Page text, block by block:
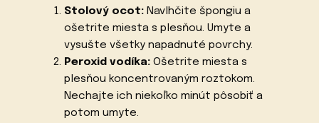
Stolový ocot:Navlhčite špongiu a
ošetrite miesta s plesňou. Umyte a
vysušte všetky napadnuté povrchy.
Peroxid vodíka:Ošetrite miesta s
plesňou koncentrovaným roztokom.
Nechajte ich niekoľko minút pôsobiť a
potom umyte.